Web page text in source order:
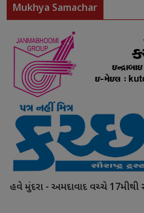
Mukhya Samachar
હવે મુંદરા - અમદાવાદ વચ્ચે 17મીથી